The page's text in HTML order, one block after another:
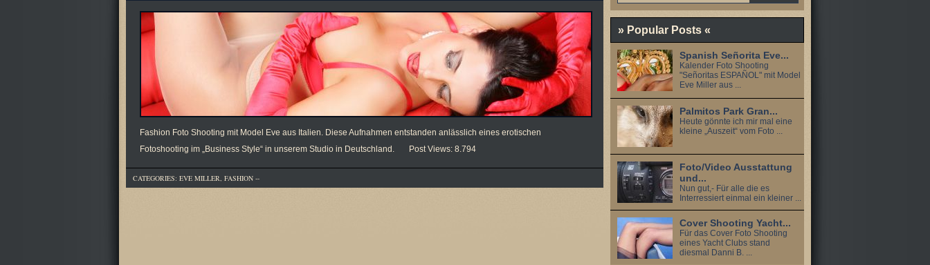
Fashion Foto Shooting mit Model Eve aus Italien. Diese Aufnahmen entstanden anlässlich eines erotischen
Fotoshooting im „Business Style“ in unserem Studio in Deutschland. Post Views: 8.794
CATEGORIES: EVE MILLER, FASHION --
» Popular Posts «
Spanish Señorita Eve...
Kalender Foto Shooting
"Señoritas ESPAÑOL" mit Model
Eve Miller aus ...
Palmitos Park Gran...
Heute gönnte ich mir mal eine
kleine „Auszeit“ vom Foto ...
Foto/Video Ausstattung
und...
Nun gut,- Für alle die es
Interressiert einmal ein kleiner ...
Cover Shooting Yacht...
Für das Cover Foto Shooting
eines Yacht Clubs stand
diesmal Danni B. ...